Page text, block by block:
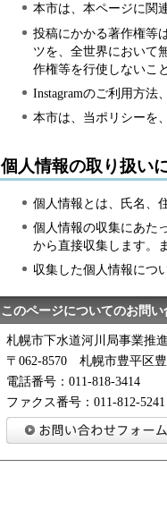
本市は、本ページに関
投稿にかかる著作権等
ツを、全世界において
作権等を行使しないこ
Instagramのご利用方法
本市は、当ポリシーを
個人情報の取り扱い
個人情報とは、氏名、
個人情報の収集にあた
から直接収集します。
収集した個人情報につ
このページについてのお問い
札幌市下水道河川局事業推
〒062-8570 札幌市豊平区
電話番号：011-818-3414
ファクス番号：011-812-5241